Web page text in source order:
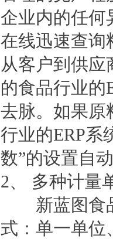
企业内的任何
在线迅速查询
从客户到供
的食品行业的
去脉。如果原
行业的ERP系
数”的设置自
2、 多种计量
新蓝图食品
式：单一单位